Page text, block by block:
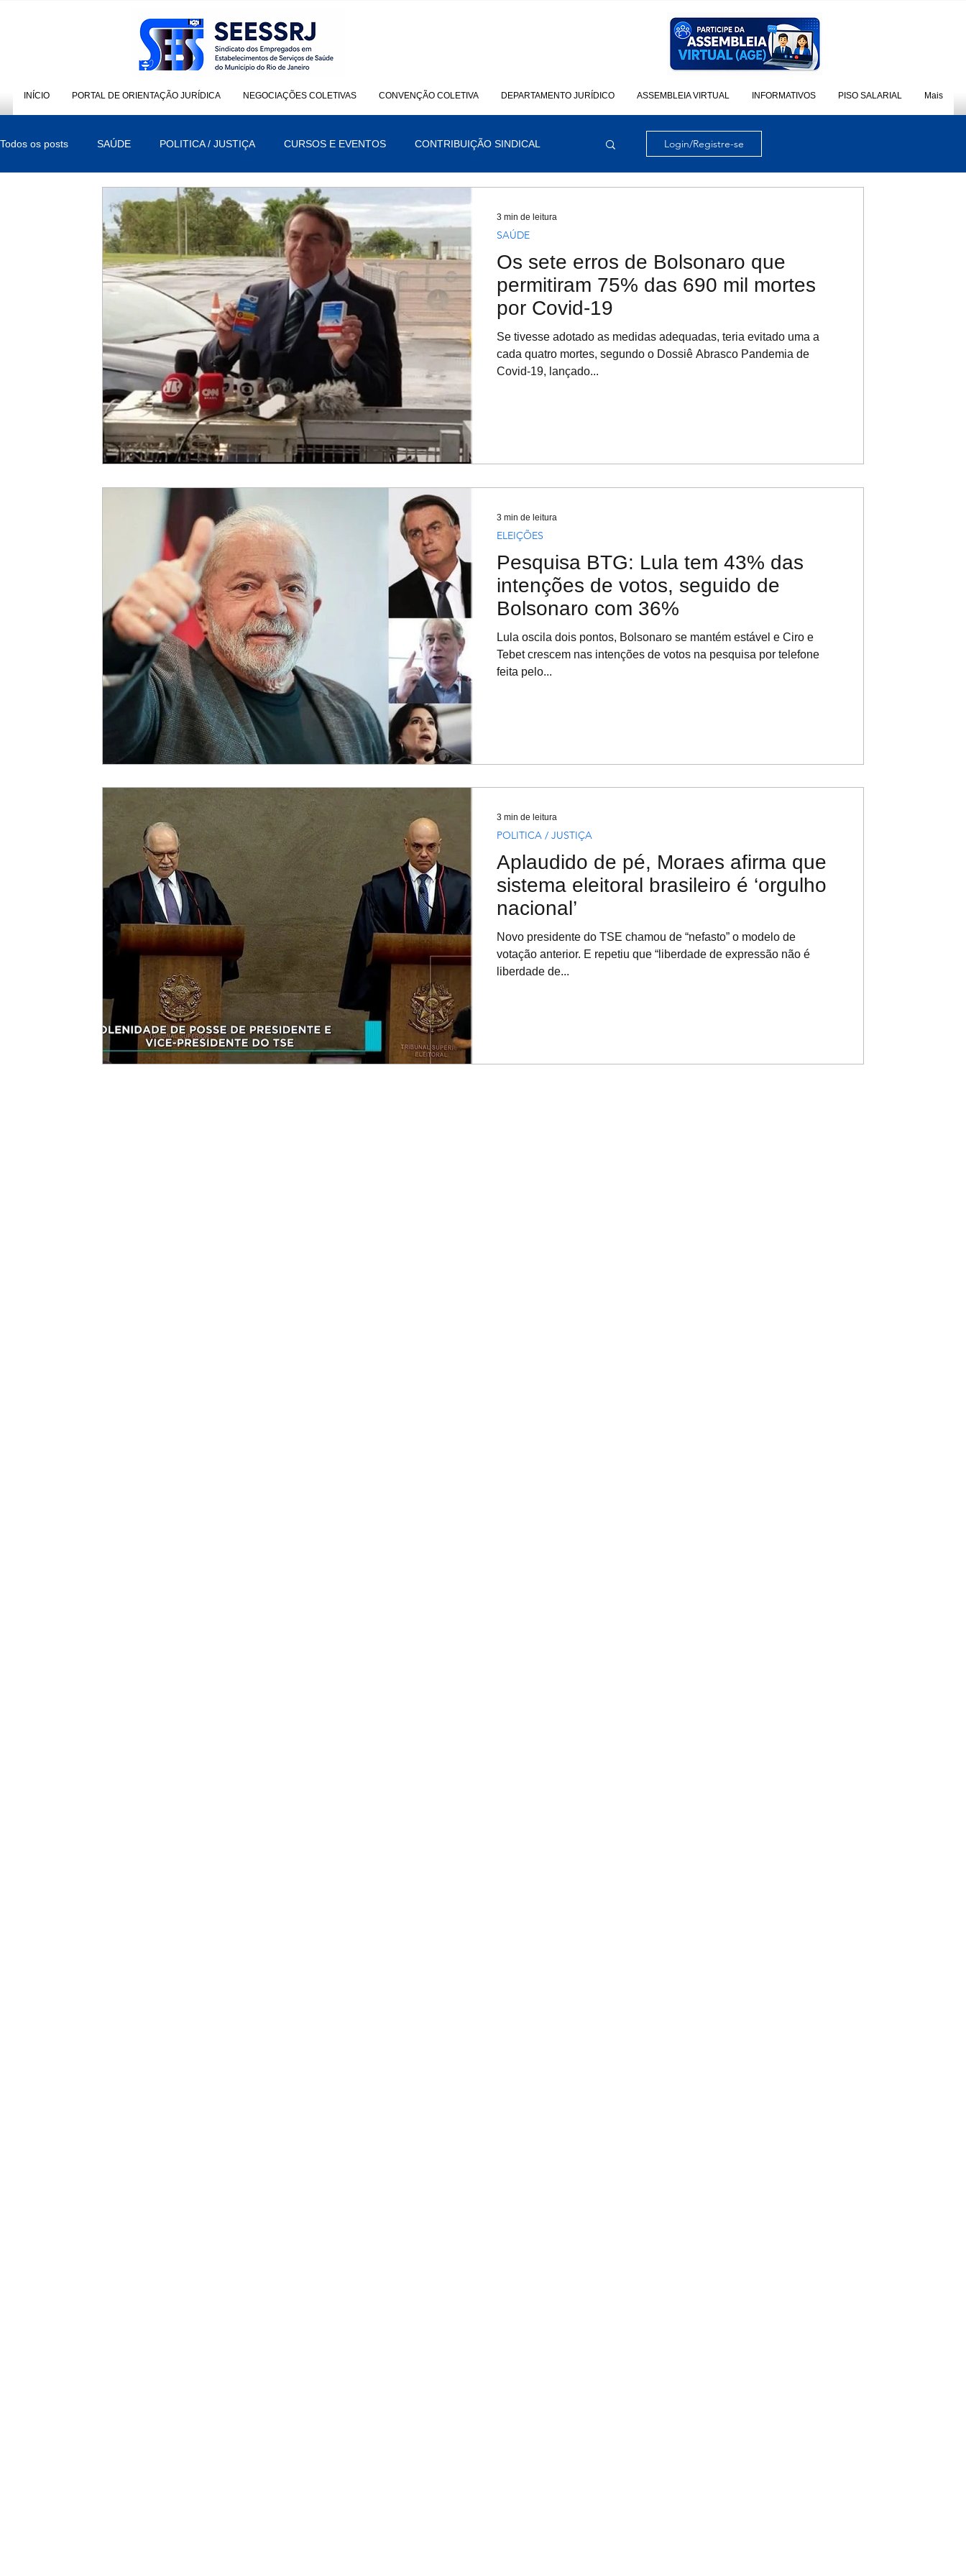
INÍCIO PORTAL DE ORIENTAÇÃO JURÍDICA NEGOCIAÇÕES COLETIVAS CONVENÇÃO COLETIVA DEPARTAMENTO JURÍDICO ASSEMBLEIA VIRTUAL INFORMATIVOS PISO SALARIAL Mais
Todos os posts SAÚDE POLITICA / JUSTIÇA CURSOS E EVENTOS CONTRIBUIÇÃO SINDICAL Login/Registre-se
Os sete erros de Bolsonaro que
permitiram 75% das 690 mil mortes
por Covid-19
Se tivesse adotado as medidas adequadas, teria evitado uma a
cada quatro mortes, segundo o Dossiê Abrasco Pandemia de
Covid-19, lançado...
SAÚDE
3 min de leitura
Pesquisa BTG: Lula tem 43% das
intenções de votos, seguido de
Bolsonaro com 36%
Lula oscila dois pontos, Bolsonaro se mantém estável e Ciro e
Tebet crescem nas intenções de votos na pesquisa por telefone
feita pelo...
ELEIÇÕES
3 min de leitura
Aplaudido de pé, Moraes afirma que
sistema eleitoral brasileiro é ‘orgulho
nacional’
Novo presidente do TSE chamou de “nefasto” o modelo de
votação anterior. E repetiu que “liberdade de expressão não é
liberdade de...
POLITICA / JUSTIÇA
3 min de leitura